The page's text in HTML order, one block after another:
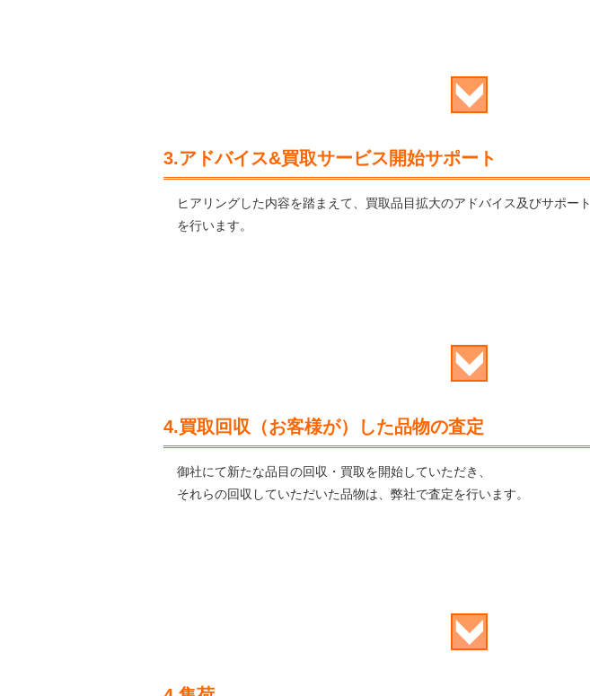
3.アドバイス&買取サービス開始サポート
ヒアリングした内容を踏まえて、買取品目拡大のアドバイス及びサポート
を行います。
4.買取回収（お客様が）した品物の査定
御社にて新たな品目の回収・買取を開始していただき、
それらの回収していただいた品物は、弊社で査定を行います。